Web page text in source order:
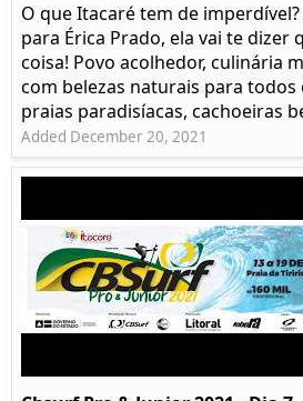
O que Itacaré tem de
para Érica Prado, ela vai te dizer
coisa!​ Povo acolhedor, culinária
com belezas naturais para todos
praias paradisíacas, cachoeiras
Added December 20, 2021